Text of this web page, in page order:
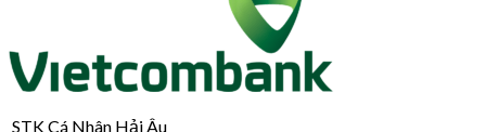
STK Cá Nhân Hải Âu